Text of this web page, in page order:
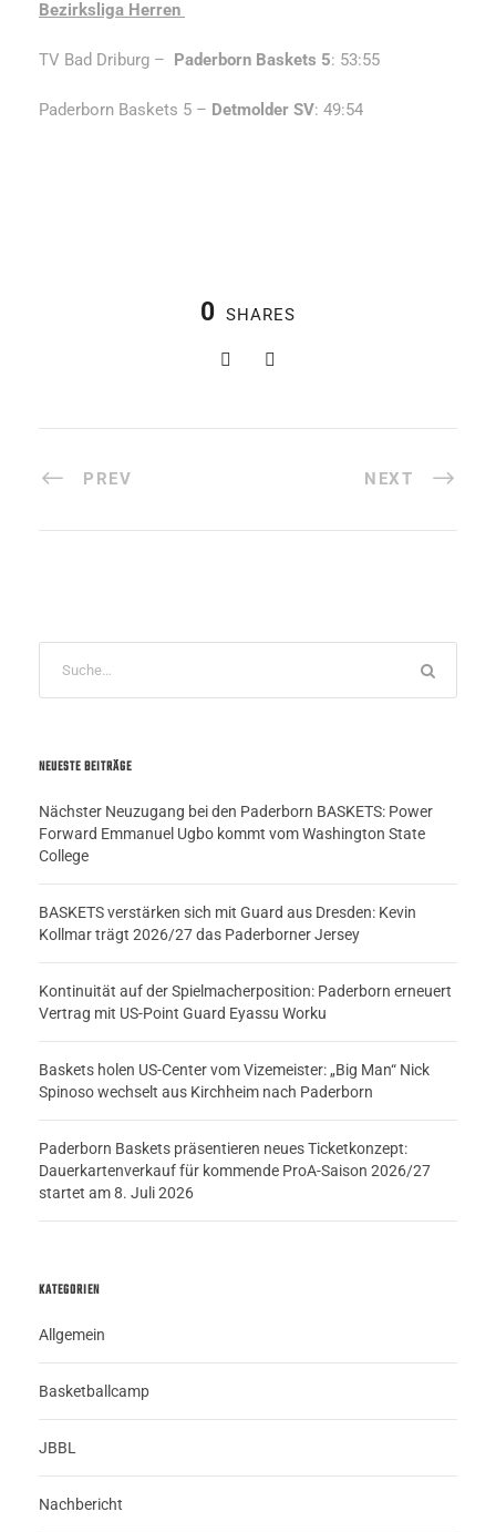
Bezirksliga Herren
TV Bad Driburg – Paderborn Baskets 5: 53:55
Paderborn Baskets 5 – Detmolder SV: 49:54
0 SHARES
PREV NEXT
NEUESTE BEITRÄGE
Nächster Neuzugang bei den Paderborn BASKETS: Power
Forward Emmanuel Ugbo kommt vom Washington State
College
BASKETS verstärken sich mit Guard aus Dresden: Kevin
Kollmar trägt 2026/27 das Paderborner Jersey
Kontinuität auf der Spielmacherposition: Paderborn erneuert
Vertrag mit US-Point Guard Eyassu Worku
Baskets holen US-Center vom Vizemeister: „Big Man“ Nick
Spinoso wechselt aus Kirchheim nach Paderborn
Paderborn Baskets präsentieren neues Ticketkonzept:
Dauerkartenverkauf für kommende ProA-Saison 2026/27
startet am 8. Juli 2026
KATEGORIEN
Allgemein
Basketballcamp
JBBL
Nachbericht